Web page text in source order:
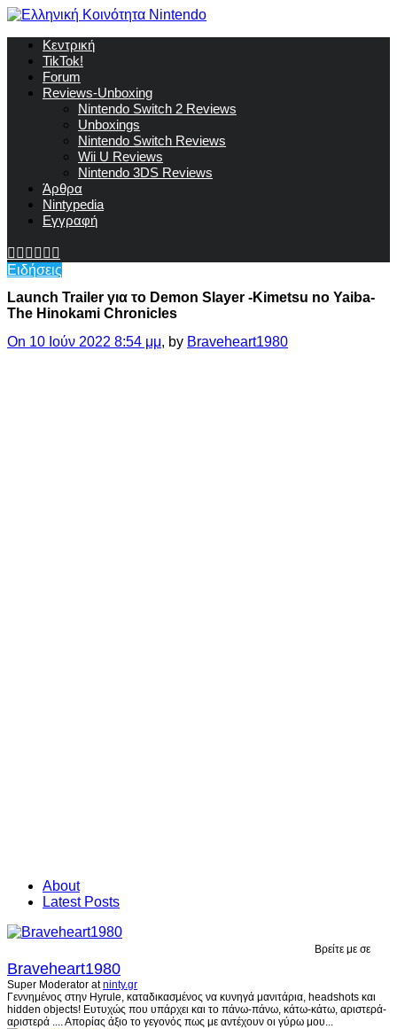
Κεντρική
TikTok!
Forum
Reviews-Unboxing
Nintendo Switch 2 Reviews
Unboxings
Nintendo Switch Reviews
Wii U Reviews
Nintendo 3DS Reviews
Άρθρα
Nintypedia
Εγγραφή
Ειδήσεις
Launch Trailer για το Demon Slayer -Kimetsu no Yaiba-
The Hinokami Chronicles
On 10 Ιούν 2022 8:54 μμ, by Braveheart1980
About
Latest Posts
Βρείτε με σε
Braveheart1980
Super Moderator atninty.gr
Γεννημένος στην Hyrule, καταδικασμένος να κυνηγά μανιτάρια, headshots και
hidden objects! Ευτυχώς που υπάρχει και το πάνω-πάνω, κάτω-κάτω, αριστερά-
αριστερά .... Απορίας άξιο το γεγονός πως με αντέχουν οι γύρω μου...